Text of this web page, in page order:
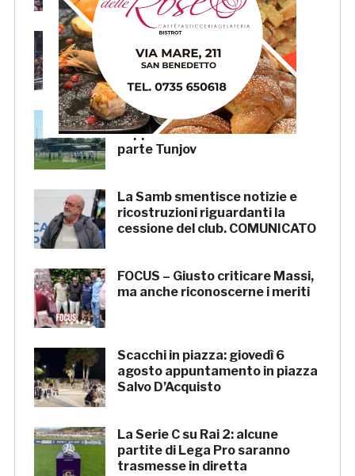
Pescara-Samb, l’Osservatorio
rimanda la decisione al CASMS:
possibile divieto
Samb, ripresi gli allenamenti:
doppia seduta al Ciarrocchi. A
parte Tunjov
La Samb smentisce notizie e
ricostruzioni riguardanti la
cessione del club. COMUNICATO
FOCUS – Giusto criticare Massi,
ma anche riconoscerne i meriti
Scacchi in piazza: giovedì 6
agosto appuntamento in piazza
Salvo D’Acquisto
La Serie C su Rai 2: alcune
partite di Lega Pro saranno
trasmesse in diretta